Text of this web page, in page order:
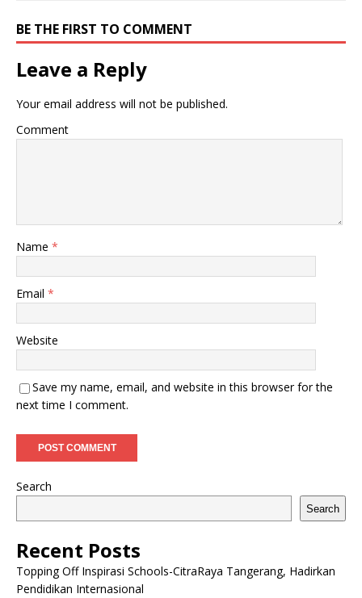
BE THE FIRST TO COMMENT
Leave a Reply
Your email address will not be published.
Comment
Name *
Email *
Website
Save my name, email, and website in this browser for the
next time I comment.
Search
Search
Recent Posts
Topping Off Inspirasi Schools-CitraRaya Tangerang, Hadirkan
Pendidikan Internasional